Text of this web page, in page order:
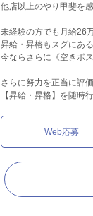
他店以上のやり甲斐を
未経験の方でも月給26
昇給・昇格もスグにあ
今ならさらに《空きポ
さらに努力を正当に評価
【昇給・昇格】を随時
Web応募